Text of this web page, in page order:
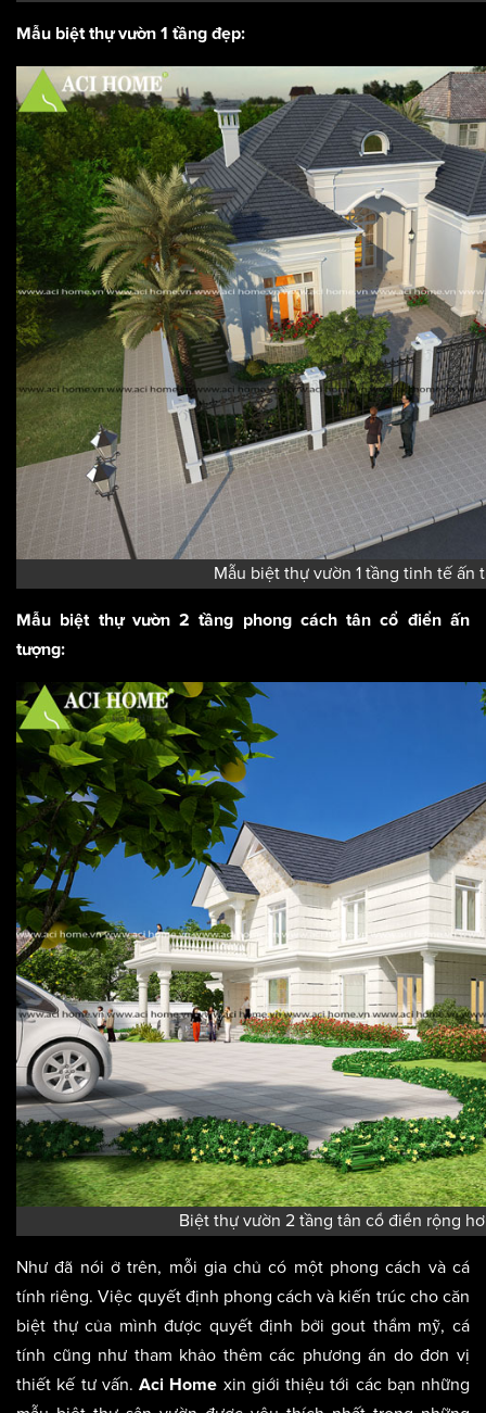
Mẫu biệt thự vườn 1 tầng đẹp:
Mẫu biệt thự vườn 1 tầng tinh tế ấn
Mẫu biệt thự vườn 2 tầng phong cách tân cổ điển ấn
tượng:
Biệt thự vườn 2 tầng tân cổ điển rộng
Như đã nói ở trên, mỗi gia chủ có một phong cách và cá
tính riêng. Việc quyết định phong cách và kiến trúc cho căn
biệt thự của mình được quyết định bởi gout thẩm mỹ, cá
tính cũng như tham khảo thêm các phương án do đơn vị
thiết kế tư vấn. Aci Home xin giới thiệu tới các bạn những